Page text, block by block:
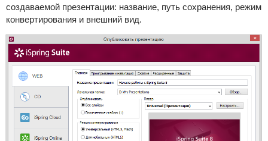
создаваемой презентации: название, путь сохранения, режим
конвертирования и внешний вид.